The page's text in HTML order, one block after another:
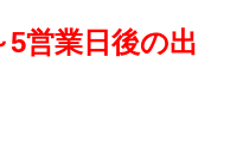
営業日後の出